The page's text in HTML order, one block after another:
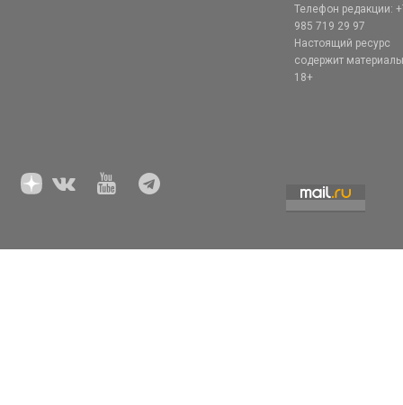
Телефон редакции:
985 719 29 97
Настоящий ресурс
содержит
18+